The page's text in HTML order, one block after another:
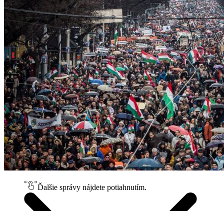
Ďalšie správy nájdete potiahnutím.